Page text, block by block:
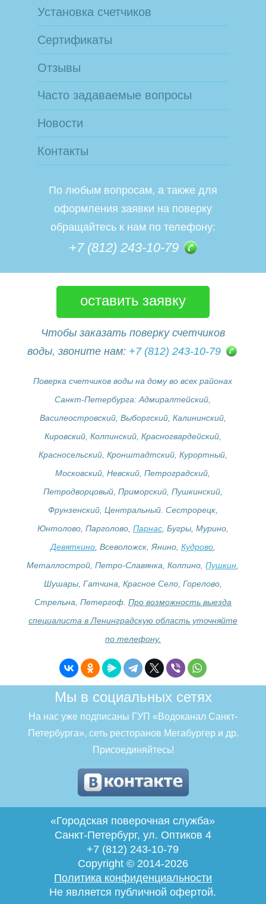
Установка счетчиков
Сертификаты
Отзывы
Часто задаваемые вопросы
Новости
Контакты
По любым вопросам, а также для
оформления заявки на поверку
обращайтесь к нам по телефону:
+7 (812) 243-10-79
оставить заявку
Чтобы заказать поверку счетчиков
воды, звоните нам: +7 (812) 243-10-79
Поверка счетчиков воды на дому во всех районах
Санкт-Петербурга: Адмиралтейский,
Василеостровский, Выборгский, Калининский,
Кировский, Колпинский, Красногвардейский,
Красносельский, Кронштадтский, Курортный,
Московский, Невский, Петроградский,
Петродворцовый, Приморский, Пушкинский,
Фрунзенский, Центральный. Сестрорецк,
Юнтолово, Парголово, Парнас, Бугры, Мурино,
Девяткино, Всеволожск, Янино, Кудрово,
Металлострой, Петро-Славянка, Колпино,Пушкин,
Шушары, Гатчина, Красное Село, Горелово,
Стрельна, Петергоф. Про возможность выезда
специалиста в Ленинградскую область уточняйте
по телефону.
Мы в социальных сетях
На нас уже подписаны ГУП «Водоканал Санкт-
Петербурга», сеть ресторанов Мегабургер и др.
Присоединяйтесь!
«Городская поверочная служба»
Санкт-Петербург, ул. Оптиков 4
+7 (812) 243-10-79
Copyright © 2014-2026
Политика конфиденциальности
Не является публичной офертой.